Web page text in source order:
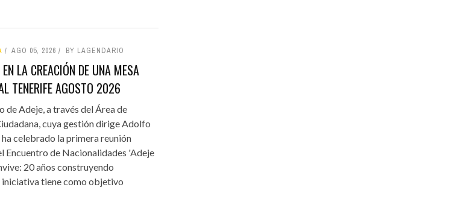
AGO 05, 2026 BY LAGENDARIO
LA CREACIÓN DE UNA MESA
TENERIFE AGOSTO 2026
de Adeje, a través del Área de
cuya gestión dirige Adolfo
celebrado la primera reunión
Encuentro de Nacionalidades 'Adeje
20 años construyendo
iniciativa tiene como objetivo